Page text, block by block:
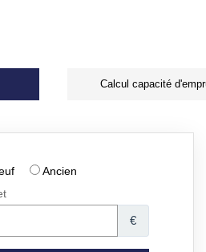
Calcul capacité